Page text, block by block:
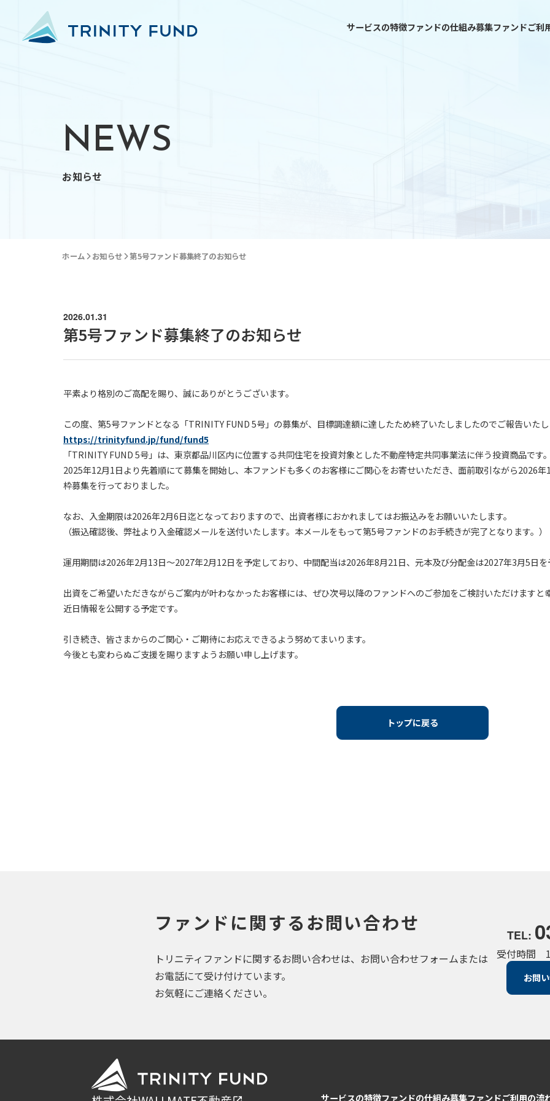
サービスの特徴ファンドの仕組み募集ファンドご利
NEWS
お知らせ
ホーム お知らせ 第5号ファンド募集終了のお知らせ
2026.01.31
第5号ファンド募集終了のお知らせ
平素より格別のご高配を賜り、誠にありがとうございます。
この度、第5号ファンドとなる「TRINITY FUND 5号」の募集が、目標調達額に達したため終了いたしましたのでご報告いたし
https://trinityfund.jp/fund/fund5
「TRINITY FUND 5号」は、東京都品川区内に位置する共同住宅を投資対象とした不動産特定共同事業法に伴う投資商品です。
2025年12月1日より先着順にて募集を開始し、本ファンドも多くのお客様にご関心をお寄せいただき、面前取引ながら2026
枠募集を行っておりました。
なお、入金期限は2026年2月6日迄となっておりますので、出資者様におかれましてはお振込みをお願いいたします。
（振込確認後、弊社より入金確認メールを送付いたします。本メールをもって第5号ファンドのお手続きが完了となります。）
運用期間は2026年2月13日～2027年2月12日を予定しており、中間配当は2026年8月21日、元本及び分配金は2027年3月5日を
出資をご希望いただきながらご案内が叶わなかったお客様には、ぜひ次号以降のファンドへのご参加をご検討いただけますと
近日情報を公開する予定です。
引き続き、皆さまからのご関心・ご期待にお応えできるよう努めてまいります。
今後とも変わらぬご支援を賜りますようお願い申し上げます。
トップに戻る
ファンドに関するお問い合わせ
トリニティファンドに関するお問い合わせは、お問い合わせフォームまたは
お電話にて受け付けています。
お気軽にご連絡ください。
TEL:
受付時間
お問
サービスの特徴ファンドの仕組み募集ファンドご利用の流